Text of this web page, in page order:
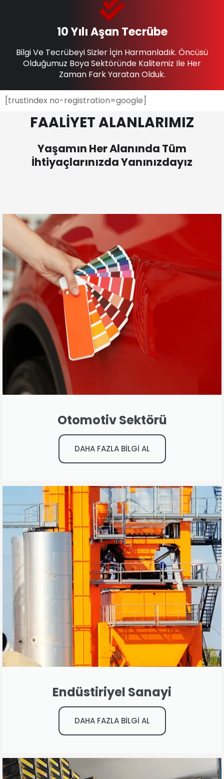
10 Yılı Aşan Tecrübe
Bilgi Ve Tecrübeyi Sizler İçin Harmanladık. Öncüsü
Olduğumuz Boya Sektöründe Kalitemiz Ile Her
Zaman Fark Yaratan Olduk.
[trustindex no-registration=google]
FAALİYET ALANLARIMIZ
Yaşamın Her Alanında Tüm
İhtiyaçlarınızda Yanınızdayız
Otomotiv Sektörü
DAHA FAZLA BİLGİ AL
Endüstiriyel Sanayi
DAHA FAZLA BİLGİ AL